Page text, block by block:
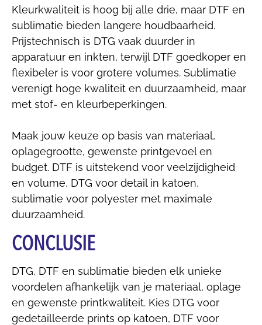
Kleurkwaliteit is hoog bij alle drie, maar DTF en
sublimatie bieden langere houdbaarheid.
Prijstechnisch is DTG vaak duurder in
apparatuur en inkten, terwijl DTF goedkoper en
flexibeler is voor grotere volumes. Sublimatie
verenigt hoge kwaliteit en duurzaamheid, maar
met stof- en kleurbeperkingen.
Maak jouw keuze op basis van materiaal,
oplagegrootte, gewenste printgevoel en
budget. DTF is uitstekend voor veelzijdigheid
en volume, DTG voor detail in katoen,
sublimatie voor polyester met maximale
duurzaamheid.
CONCLUSIE
DTG, DTF en sublimatie bieden elk unieke
voordelen afhankelijk van je materiaal, oplage
en gewenste printkwaliteit. Kies DTG voor
gedetailleerde prints op katoen, DTF voor